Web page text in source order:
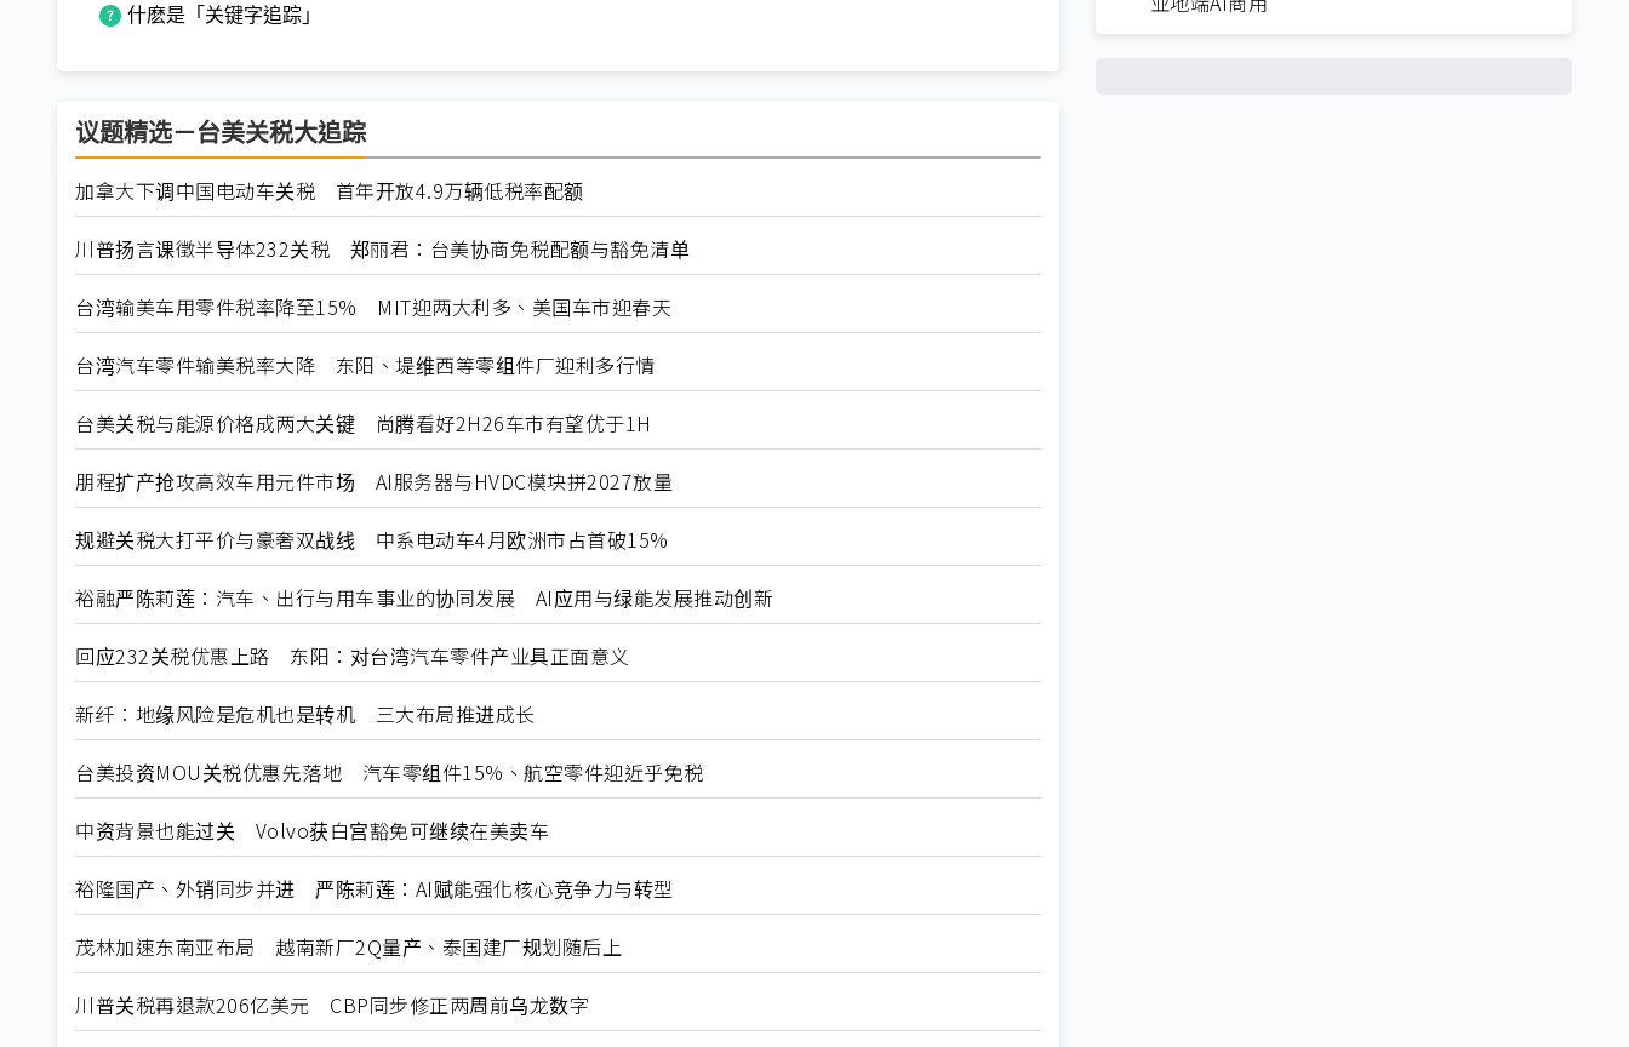
什麽是「关键字追踪」
议题精选－台美关税大追踪
加拿大下调中国电动车关税 首年开放4.9万辆低税率配额
川普扬言课徵半导体232关税 郑丽君：台美协商免税配额与豁免清单
台湾输美车用零件税率降至15% MIT迎两大利多、美国车市迎春天
台湾汽车零件输美税率大降 东阳、堤维西等零组件厂迎利多行情
台美关税与能源价格成两大关键 尚腾看好2H26车市有望优于1H
朋程扩产抢攻高效车用元件市场 AI服务器与HVDC模块拼2027放量
规避关税大打平价与豪奢双战线 中系电动车4月欧洲市占首破15%
裕融严陈莉莲：汽车、出行与用车事业的协同发展 AI应用与绿能发展推动创新
回应232关税优惠上路 东阳：对台湾汽车零件产业具正面意义
新纤：地缘风险是危机也是转机 三大布局推进成长
台美投资MOU关税优惠先落地 汽车零组件15%、航空零件迎近乎免税
中资背景也能过关 Volvo获白宫豁免可继续在美卖车
裕隆国产、外销同步并进 严陈莉莲：AI赋能强化核心竞争力与转型
茂林加速东南亚布局 越南新厂2Q量产、泰国建厂规划随后上
川普关税再退款206亿美元 CBP同步修正两周前乌龙数字